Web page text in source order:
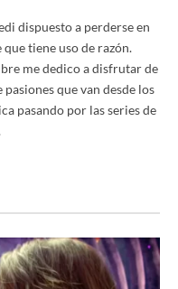
dispuesto a perderse en
tiene uso de razón.
me dedico a disfrutar de
que van desde los
pasando por las series de